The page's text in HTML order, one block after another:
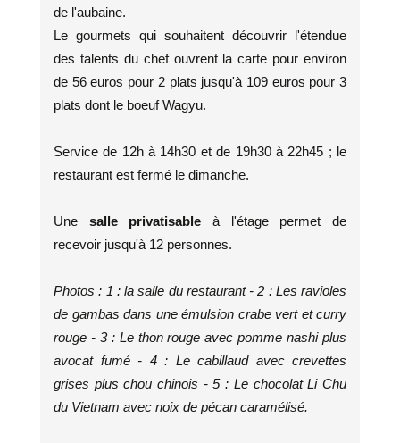
de l'aubaine.
Le gourmets qui souhaitent découvrir l'étendue
des talents du chef ouvrent la carte pour environ
de 56 euros pour 2 plats jusqu'à 109 euros pour 3
plats dont le boeuf Wagyu.
Service de 12h à 14h30 et de 19h30 à 22h45 ; le
restaurant est fermé le dimanche.
Une salle privatisable à l'étage permet de
recevoir jusqu'à 12 personnes.
Photos : 1 : la salle du restaurant - 2 : Les ravioles
de gambas dans une émulsion crabe vert et curry
rouge - 3 : Le thon rouge avec pomme nashi plus
avocat fumé - 4 : Le cabillaud avec crevettes
grises plus chou chinois - 5 : Le chocolat Li Chu
du Vietnam avec noix de pécan caramélisé.